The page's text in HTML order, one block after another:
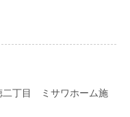
二丁目 ミサワホーム施